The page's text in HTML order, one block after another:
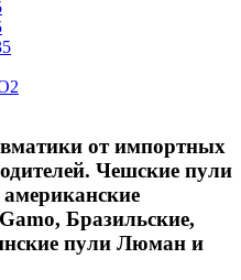
от импортных
Чешские пули
Бразильские,
пули Люман и